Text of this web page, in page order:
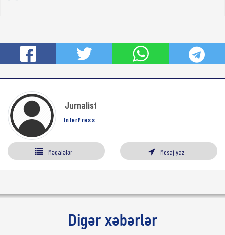
Jurnalist
InterPress
Məqalələr Mesaj yaz
Digər xəbərlər